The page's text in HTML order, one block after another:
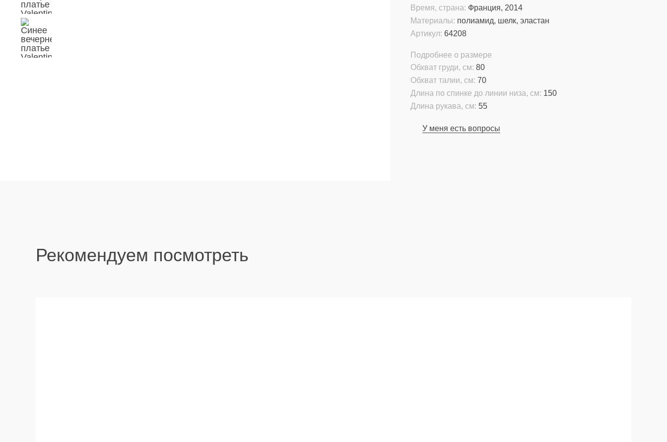
Материалы: полиамид, шелк, эластан
Время, страна: Франция, 2014
Артикул: 64208
Подробнее о размере
Длина рукава, см: 55
Длина по спинке до линии низа, см: 150
Обхват талии, см: 70
Обхват груди, см: 80
У меня есть вопросы
Рекомендуем посмотреть